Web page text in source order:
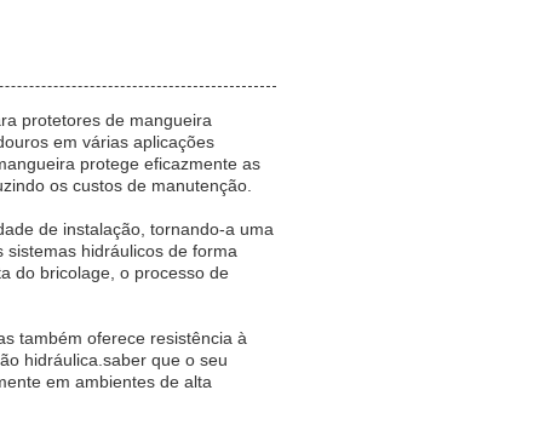
protetores de mangueira
em várias aplicações
protege eficazmente as
os custos de manutenção.
de instalação, tornando-a uma
hidráulicos de forma
do bricolage, o processo de
também oferece resistência à
hidráulica.saber que o seu
em ambientes de alta